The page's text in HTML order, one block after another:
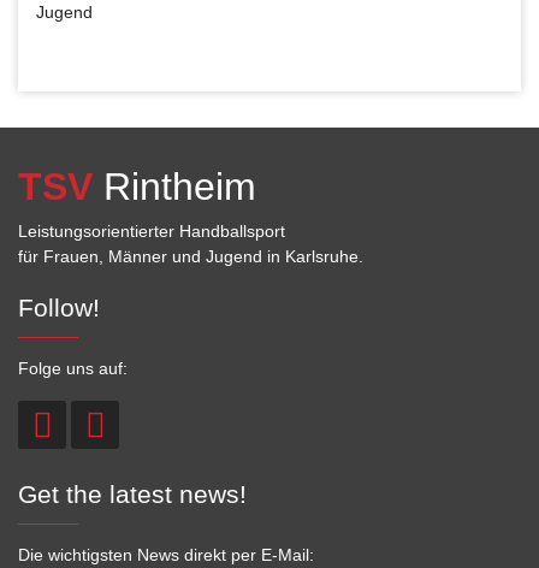
Jugend
TSV Rintheim
Leistungsorientierter Handballsport
für Frauen, Männer und Jugend in Karlsruhe.
Follow!
Folge uns auf:
Get the latest news!
Die wichtigsten News direkt per E-Mail: